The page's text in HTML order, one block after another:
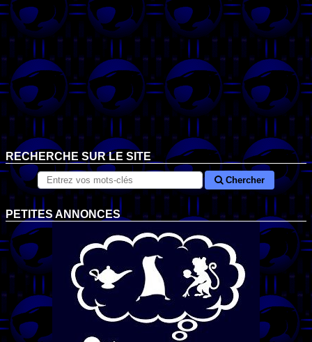
RECHERCHE SUR LE SITE
Chercher
PETITES ANNONCES